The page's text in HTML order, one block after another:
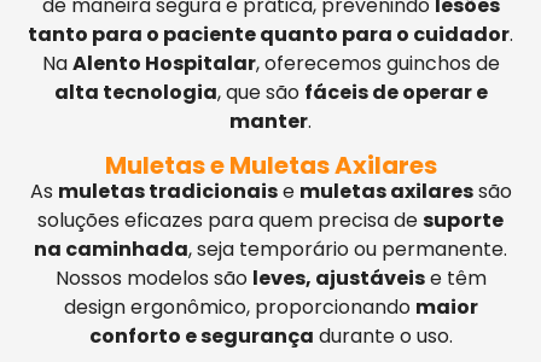
tanto para o paciente quanto para o cuidador.
NaAlento Hospitalar, oferecemos guinchos de
alta tecnologia, que são fáceis de operar e
manter.
Muletas e Muletas Axilares
As muletas tradicionaise muletas axilaressão
soluções eficazes para quem precisa desuporte
na caminhada, seja temporário ou permanente.
Nossos modelos são leves, ajustáveise têm
design ergonômico, proporcionando maior
conforto e segurança durante o uso.